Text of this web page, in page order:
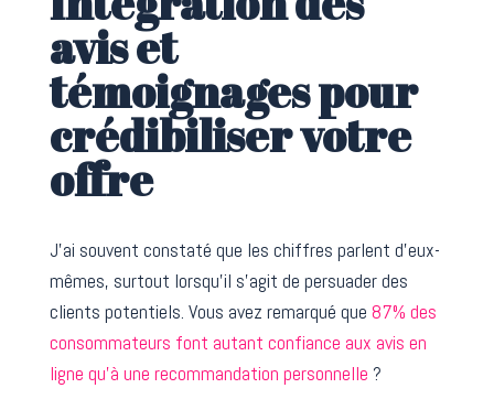
avis et
témoignages pour
crédibiliser votre
offre
J’ai souvent constaté que les chiffres parlent d’eux-
mêmes, surtout lorsqu’il s’agit de persuader des
clients potentiels. Vous avez remarqué que 87% des
consommateurs font autant confiance aux avis en
ligne qu’à une recommandation personnelle ?